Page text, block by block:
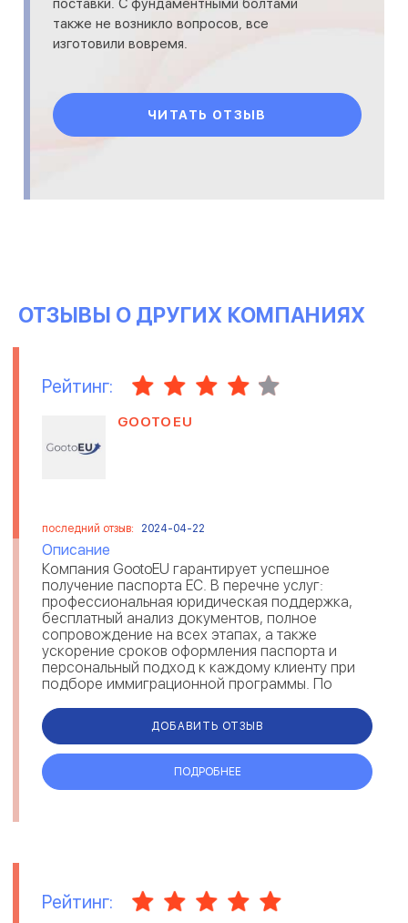
поставки. С фундаментными болтами
также не возникло вопросов, все
изготовили вовремя.
ЧИТАТЬ ОТЗЫВ
ОТЗЫВЫ О ДРУГИХ КОМПАНИЯХ
Рейтинг:
GOOTOEU
последний отзыв: 2024-04-22
Описание
Компания GootoEU гарантирует успешное
получение паспорта ЕС. В перечне услуг:
профессиональная юридическая поддержка,
бесплатный анализ документов, полное
сопровождение на всех этапах, а также
ускорение сроков оформления паспорта и
персональный подход к каждому клиенту при
подборе иммиграционной программы. По
получения румы...
ДОБАВИТЬ ОТЗЫВ
ПОДРОБНЕЕ
Рейтинг: